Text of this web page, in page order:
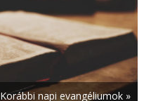
Korábbi napi evangéliumok »